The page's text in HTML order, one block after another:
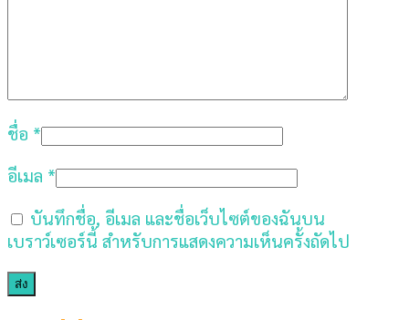
ชื่อ *
อีเมล *
บันทึกชื่อ, อีเมล และชื่อเว็บไซต์ของฉันบน
เบราว์เซอร์นี้ สำหรับการแสดงความเห็นครั้งถัดไป